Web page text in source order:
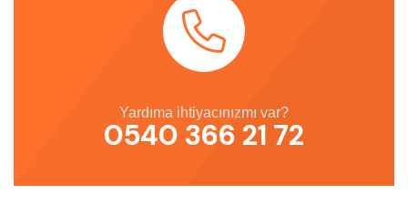
Yardıma ihtiyacınızmı var?
0540 366 21 72